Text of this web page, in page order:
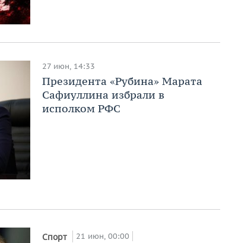
27 июн, 14:33
Президента «Рубина» Марата
Сафиуллина избрали в
исполком РФС
Спорт 21 июн, 00:00